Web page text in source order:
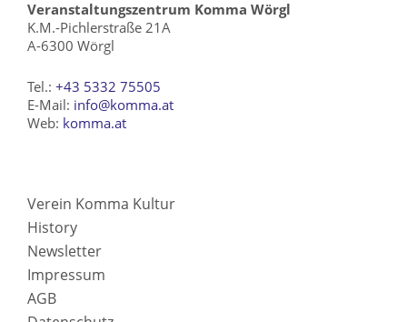
Veranstaltungszentrum Komma Wörgl
K.M.-Pichlerstraße 21A
A-6300 Wörgl
Tel.: +43 5332 75505
E-Mail: info@komma.at
Web: komma.at
Verein Komma Kultur
History
Newsletter
Impressum
AGB